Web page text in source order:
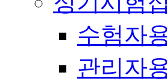
수험자
관리자